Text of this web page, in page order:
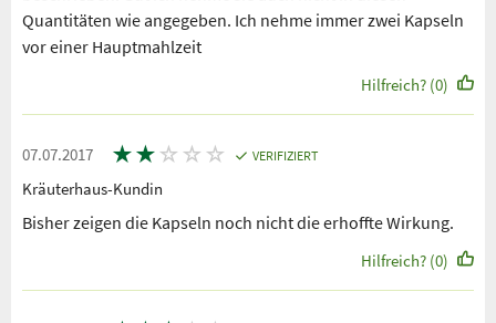
Quantitäten wie angegeben. Ich nehme immer zwei Kapseln
vor einer Hauptmahlzeit
Hilfreich? (0)
07.07.2017 ★★ ☆ ☆ ☆ VERIFIZIERT
Kräuterhaus-Kundin
Bisher zeigen die Kapseln noch nicht die erhoffte Wirkung.
Hilfreich? (0)